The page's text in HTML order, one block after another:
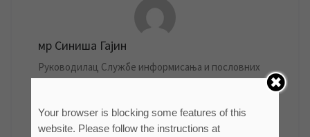
мр Синиша Гајин
Руководилац Службе информисања и пословних
комуникација ЈКП "Водовод и канализација"
861 POSTS
Your browser is blocking some features of this
website. Please follow the instructions at